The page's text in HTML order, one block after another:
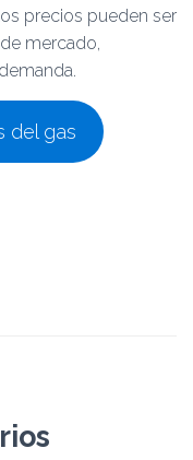
precios pueden ser
mercado,
del gas